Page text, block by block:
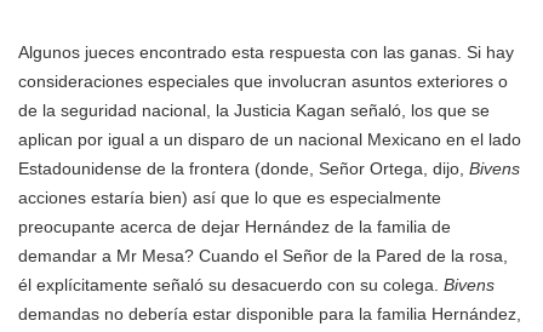
Algunos jueces encontrado esta respuesta con las ganas. Si hay
consideraciones especiales que involucran asuntos exteriores o
de la seguridad nacional, la Justicia Kagan señaló, los que se
aplican por igual a un disparo de un nacional Mexicano en el lado
Estadounidense de la frontera (donde, Señor Ortega, dijo, Bivens
acciones estaría bien) así que lo que es especialmente
preocupante acerca de dejar Hernández de la familia de
demandar a Mr Mesa? Cuando el Señor de la Pared de la rosa,
él explícitamente señaló su desacuerdo con su colega. Bivens
demandas no debería estar disponible para la familia Hernández,